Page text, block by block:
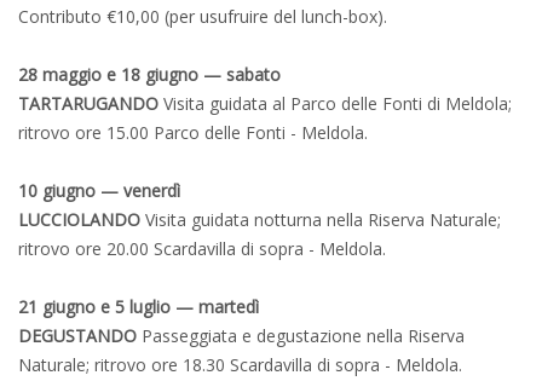
Contributo €10,00 (per usufruire del lunch-box).
28 maggio e 18 giugno — sabato
TARTARUGANDO Visita guidata al Parco delle Fonti di Meldola;
ritrovo ore 15.00 Parco delle Fonti - Meldola.
10 giugno — venerdì
LUCCIOLANDO Visita guidata notturna nella Riserva Naturale;
ritrovo ore 20.00 Scardavilla di sopra - Meldola.
21 giugno e 5 luglio — martedì
DEGUSTANDO Passeggiata e degustazione nella Riserva
Naturale; ritrovo ore 18.30 Scardavilla di sopra - Meldola.